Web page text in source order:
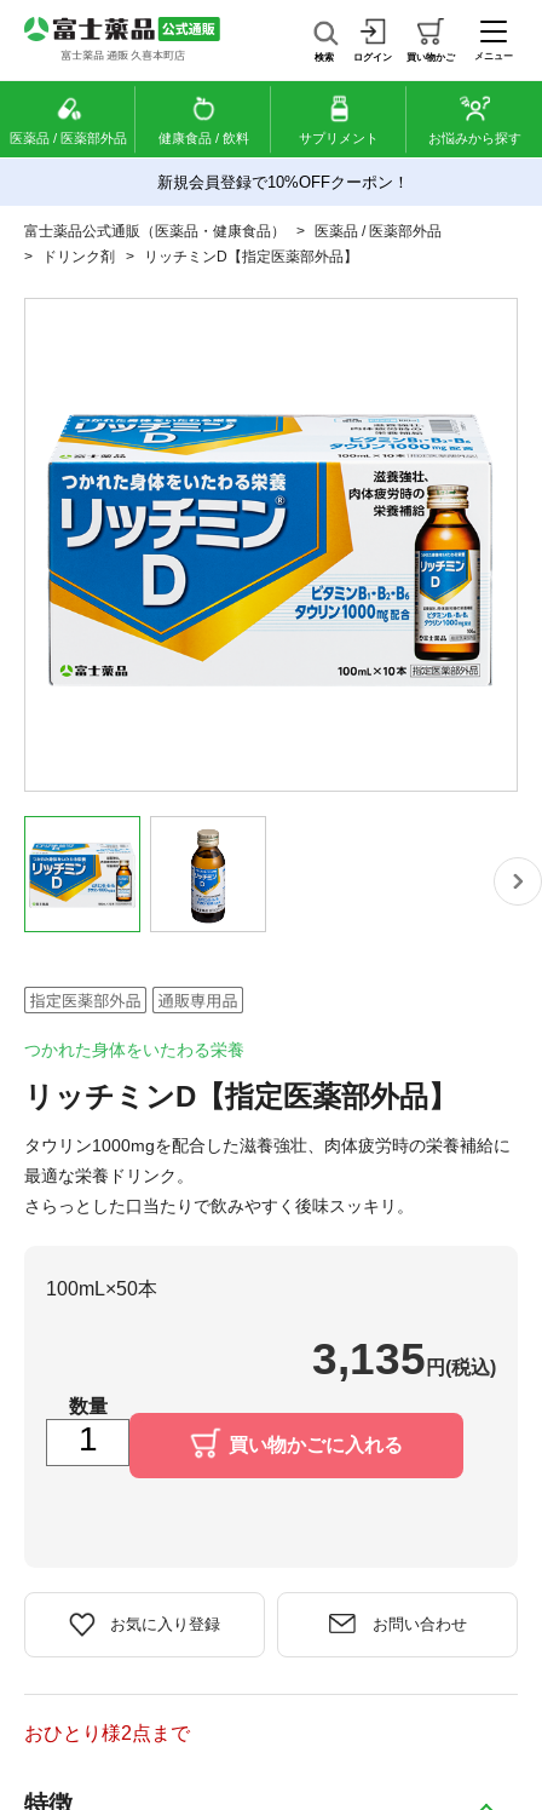
検索 ログイン 買い物かご メニュー
医薬品 / 医薬部外品 健康食品 / 飲料 サプリメント お悩みから探す
新規会員登録で10%OFFクーポン！
富士薬品公式通販（医薬品・健康食品） >
医薬品 / 医薬部外品
>
ドリンク剤 > リッチミンD【指定医薬部外品】
つかれた身体をいたわる栄養
リッチミンD【指定医薬部外品】
タウリン1000mgを配合した滋養強壮、肉体疲労時の栄養補給に
最適な栄養ドリンク。
さらっとした口当たりで飲みやすく後味スッキリ。
100mL×50本
3,135 円(税込)
数量
買い物かごに入れる
お気に入り登録 お問い合わせ
おひとり様2点まで
特徴